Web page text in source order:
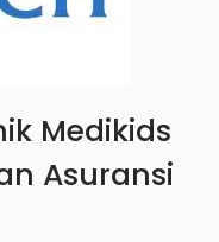
Medikids
Asuransi